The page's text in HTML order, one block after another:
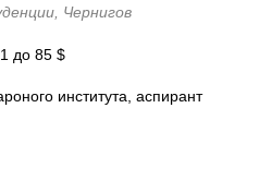
Чернигов
до 85 $
института, аспирант